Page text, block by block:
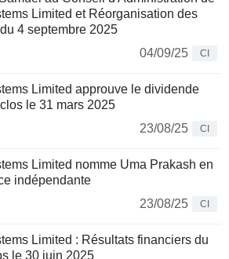
Limited et Réorganisation des
4 septembre 2025
04/09/25
CI
Limited approuve le dividende
le 31 mars 2025
23/08/25
CI
Limited nomme Uma Prakash en
indépendante
23/08/25
CI
Limited : Résultats financiers du
le 30 juin 2025